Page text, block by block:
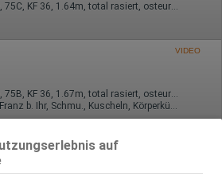
auf
45 Jahre, 75C, KF 36, 1.64m, total rasiert, osteuropäisch
VIDEO